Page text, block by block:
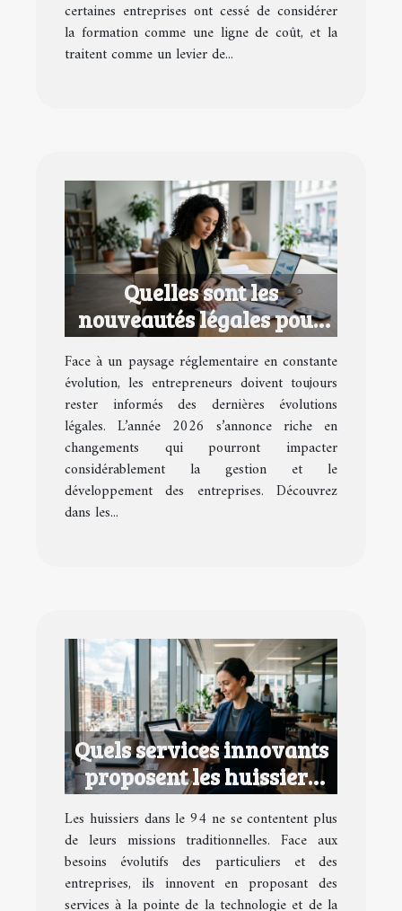
certaines entreprises ont cessé de considérer
la formation comme une ligne de coût, et la
traitent comme un levier de...
Quelles sont les
nouveautés légales pour
les entrepreneurs en 2026
?
Face à un paysage réglementaire en constante
évolution, les entrepreneurs doivent toujours
rester informés des dernières évolutions
légales. L’année 2026 s’annonce riche en
changements qui pourront impacter
considérablement la gestion et le
développement des entreprises. Découvrez
dans les...
Quels services innovants
proposent les huissiers
dans le 94 ?
Les huissiers dans le 94 ne se contentent plus
de leurs missions traditionnelles. Face aux
besoins évolutifs des particuliers et des
entreprises, ils innovent en proposant des
services à la pointe de la technologie et de la